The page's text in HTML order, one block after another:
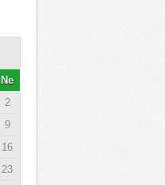
Ne
2
9
16
23